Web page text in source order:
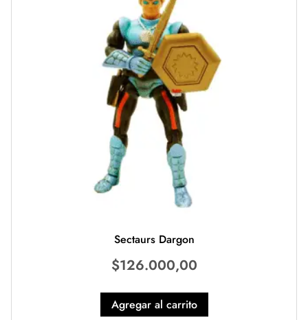
Sectaurs Dargon
$126.000,00
Agregar al carrito